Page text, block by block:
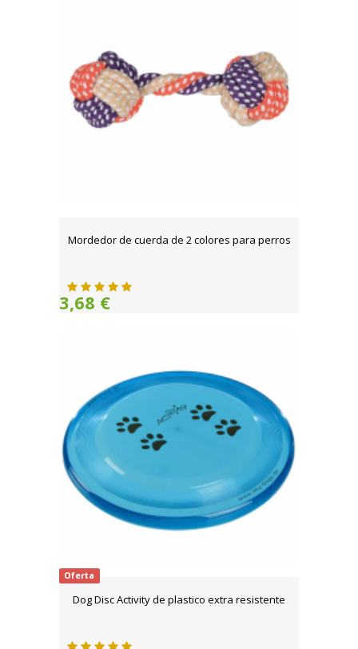
Mordedor de cuerda de 2 colores para perros
3,68 €
Oferta
Dog Disc Activity de plastico extra resistente